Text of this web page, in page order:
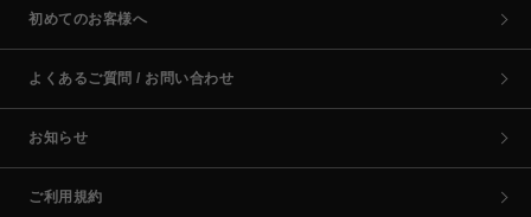
初めてのお客様へ
よくあるご質問 / お問い合わせ
お知らせ
ご利用規約